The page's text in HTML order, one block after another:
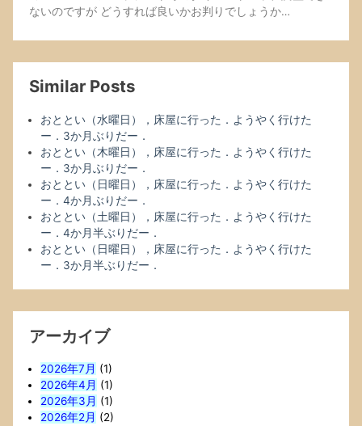
ないのですが どうすれば良いかお判りでしょうか…
Similar Posts
おととい（水曜日），床屋に行った．ようやく行けた
ー．3か月ぶりだー．
おととい（木曜日），床屋に行った．ようやく行けた
ー．3か月ぶりだー．
おととい（日曜日），床屋に行った．ようやく行けた
ー．4か月ぶりだー．
おととい（土曜日），床屋に行った．ようやく行けた
ー．4か月半ぶりだー．
おととい（日曜日），床屋に行った．ようやく行けた
ー．3か月半ぶりだー．
アーカイブ
2026年7月 (1)
2026年4月 (1)
2026年3月 (1)
2026年2月 (2)